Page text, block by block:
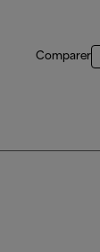
Comparer